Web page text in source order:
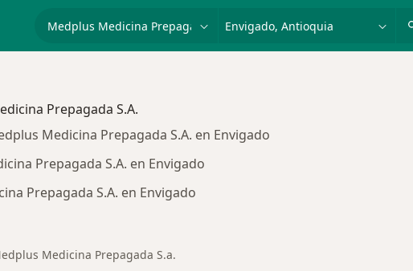
Prepagada S.A.
Medicina Prepagada S.A. en Envigado
Prepagada S.A. en Envigado
Prepagada S.A. en Envigado
Medicina Prepagada S.a.